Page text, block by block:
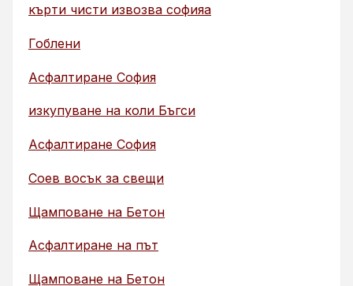
кърти чисти извозва софияа
Гоблени
Асфалтиране София
изкупуване на коли Бъгси
Асфалтиране София
Соев восък за свещи
Щамповане на Бетон
Асфалтиране на път
Щамповане на Бетон